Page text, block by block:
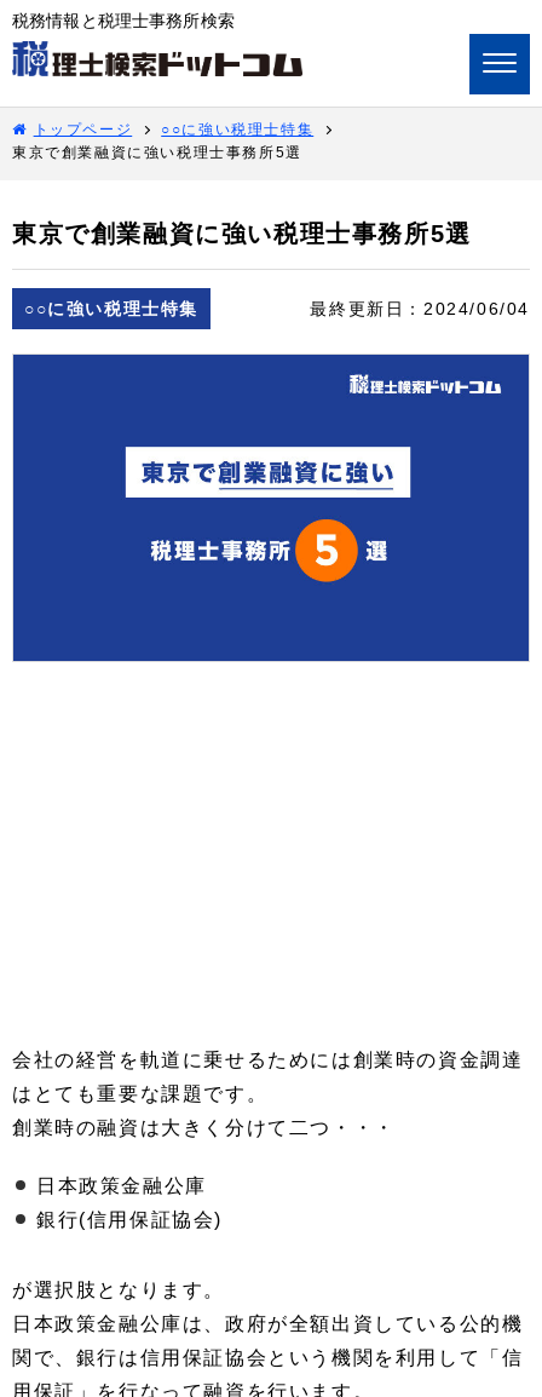
税務情報と税理士事務所検索
トップページ
○○に強い税理士特集
東京で創業融資に強い税理士事務所5選
東京で創業融資に強い税理士事務所5選
○○に強い税理士特集 最終更新日： 2024/06/04
会社の経営を軌道に乗せるためには創業時の資金調達
はとても重要な課題です。
創業時の融資は大きく分けて二つ・・・
日本政策金融公庫
銀行(信用保証協会)
が選択肢となります。
日本政策金融公庫は、政府が全額出資している公的機
関で、銀行は信用保証協会という機関を利用して「信
用保証」を行なって融資を行います。